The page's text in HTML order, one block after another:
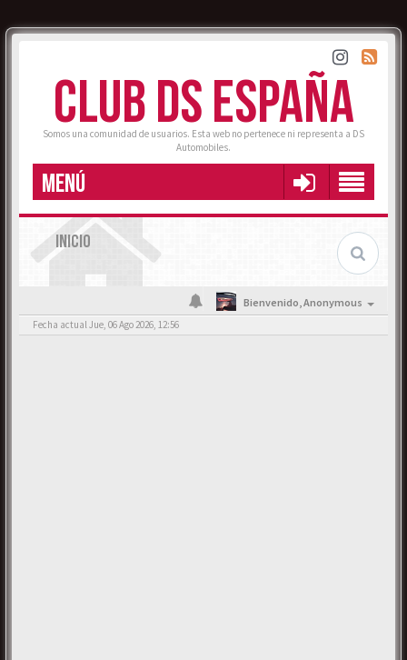
CLUB DS ESPAÑA
Somos una comunidad de usuarios. Esta web no pertenece ni representa a DS
Automobiles.
MENÚ
INICIO
Bienvenido,Anonymous
Fecha actual Jue, 06 Ago 2026, 12:56